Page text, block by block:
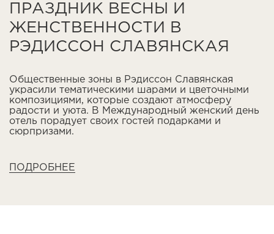
ПРАЗДНИК ВЕСНЫ И
ЖЕНСТВЕННОСТИ В
РЭДИССОН СЛАВЯНСКАЯ
Общественные зоны в Рэдиссон Славянская
украсили тематическими шарами и цветочными
композициями, которые создают атмосферу
радости и уюта. В Международный женский день
отель порадует своих гостей подарками и
сюрпризами.
ПОДРОБНЕЕ